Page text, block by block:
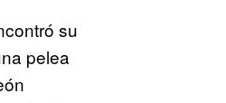
su
pelea